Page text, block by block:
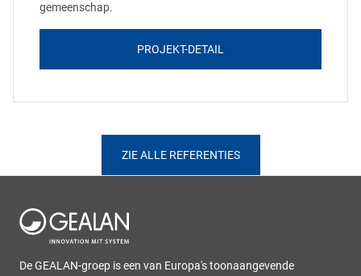
gemeenschap.
PROJEKT-DETAIL
ZIE ALLE REFERENTIES
De GEALAN-groep is een van Europa's toonaangevende